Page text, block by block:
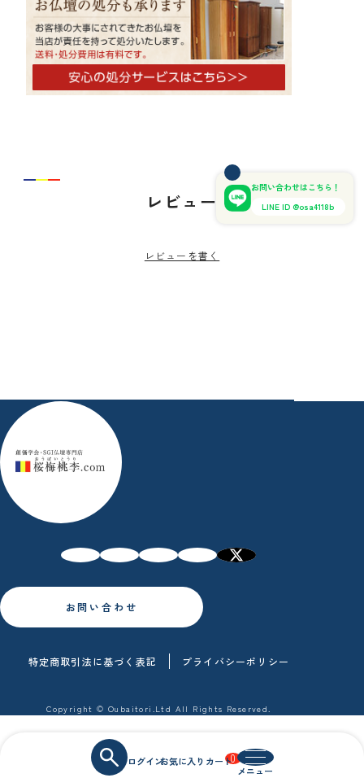
0
レビュー
レビューを書く
お問い合わせはこちら！
LINE ID @osa4118b
Copyright © Oubaitori.Ltd All Rights Reserved.
お問い合わせ
特定商取引法に基づく表記 プライバシーポリシー